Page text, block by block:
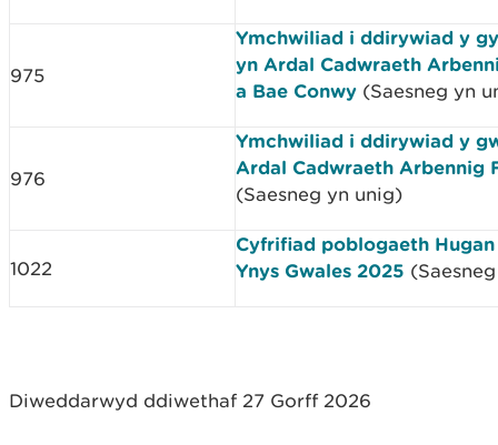
975
Ymchwiliad i ddirywiad y
yn Ardal Cadwraeth
a Bae Conwy (Saesneg yn
976
Ymchwiliad i ddirywiad y
Ardal Cadwraeth Arbennig
(Saesneg yn unig)
1022
Cyfrifiad poblogaeth
Ynys Gwales 2025
Diweddarwyd ddiwethaf 27 Gorff 2026